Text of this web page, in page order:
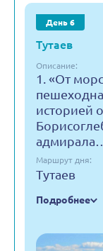
День 6
Тутаев
Описание:
1. «От
историей
Маршрут дня:
Тутаев
Подробнее